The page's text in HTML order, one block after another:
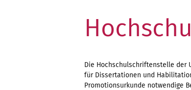
Die Hochschulschriftenstelle
für Dissertationen und
Promotionsurkunde notwendige